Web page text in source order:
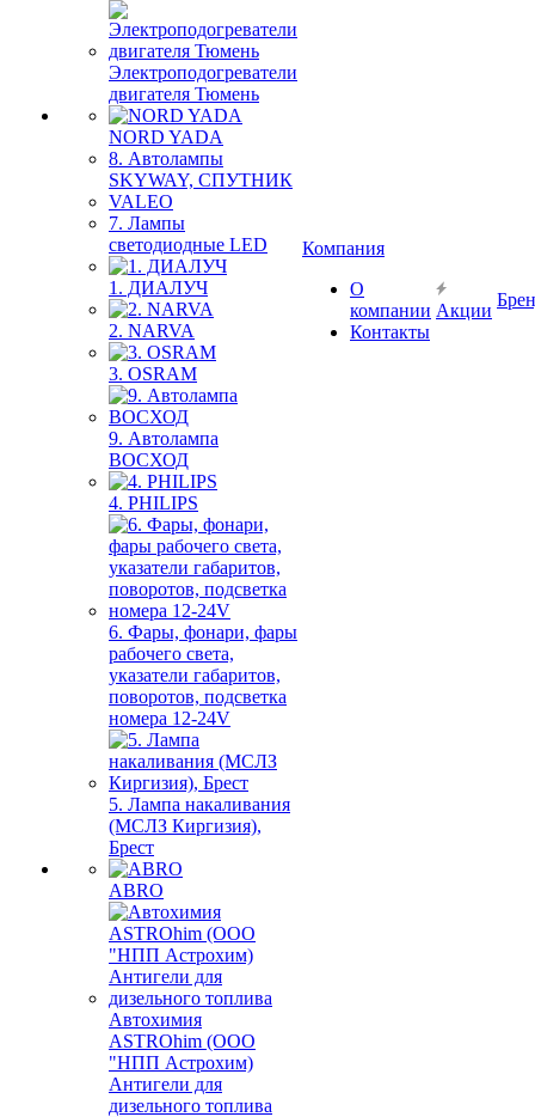
Электроподогреватели
двигателя Тюмень
NORD YADA
8. Автолампы
SKYWAY, СПУТНИК
VALEO
7. Лампы
светодиодные LED
1. ДИАЛУЧ
2. NARVA
3. OSRAM
9. Автолампа
ВОСХОД
4. PHILIPS
6. Фары, фонари, фары
рабочего света,
указатели габаритов,
поворотов, подсветка
номера 12-24V
5. Лампа накаливания
(МСЛЗ Киргизия),
Брест
ABRO
Автохимия
ASTROhim (ООО
"НПП Астрохим)
Антигели для
дизельного топлива
Компания
О
компании
Контакты
Акции